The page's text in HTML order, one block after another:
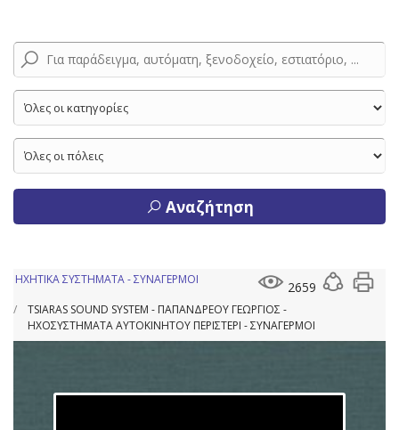
Αναζήτηση
2659
ΗΧΗΤΙΚΑ ΣΥΣΤΗΜΑΤΑ - ΣΥΝΑΓΕΡΜΟΙ
TSIARAS SOUND SYSTEM - ΠΑΠΑΝΔΡΕΟΥ ΓΕΩΡΓΙΟΣ -
ΗΧΟΣΥΣΤΗΜΑΤΑ ΑΥΤΟΚΙΝΗΤΟΥ ΠΕΡΙΣΤΕΡΙ - ΣΥΝΑΓΕΡΜΟΙ